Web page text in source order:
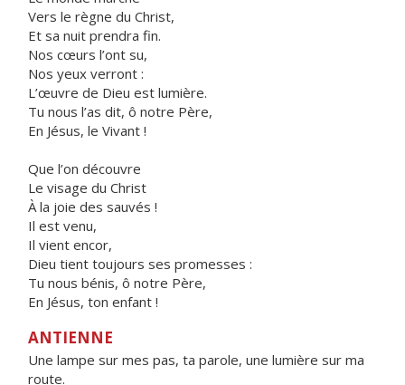
Vers le règne du Christ,
Et sa nuit prendra fin.
Nos cœurs l’ont su,
Nos yeux verront :
L’œuvre de Dieu est lumière.
Tu nous l’as dit, ô notre Père,
En Jésus, le Vivant !
Que l’on découvre
Le visage du Christ
À la joie des sauvés !
Il est venu,
Il vient encor,
Dieu tient toujours ses promesses :
Tu nous bénis, ô notre Père,
En Jésus, ton enfant !
ANTIENNE
Une lampe sur mes pas, ta parole, une lumière sur ma
route.